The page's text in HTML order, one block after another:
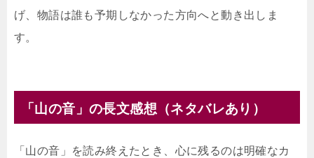
げ、物語は誰も予期しなかった方向へと動き出しま
す。
「山の音」の長文感想（ネタバレあり）
「山の音」を読み終えたとき、心に残るのは明確なカ